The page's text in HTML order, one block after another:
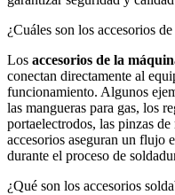
¿Cuáles son los accesorios
Los accesorios de la
conectan directamente al
funcionamiento. Algunos
las mangueras para gas, los
portaelectrodos, las pinzas
accesorios aseguran un flujo
durante el proceso de
¿Qué son los accesorios